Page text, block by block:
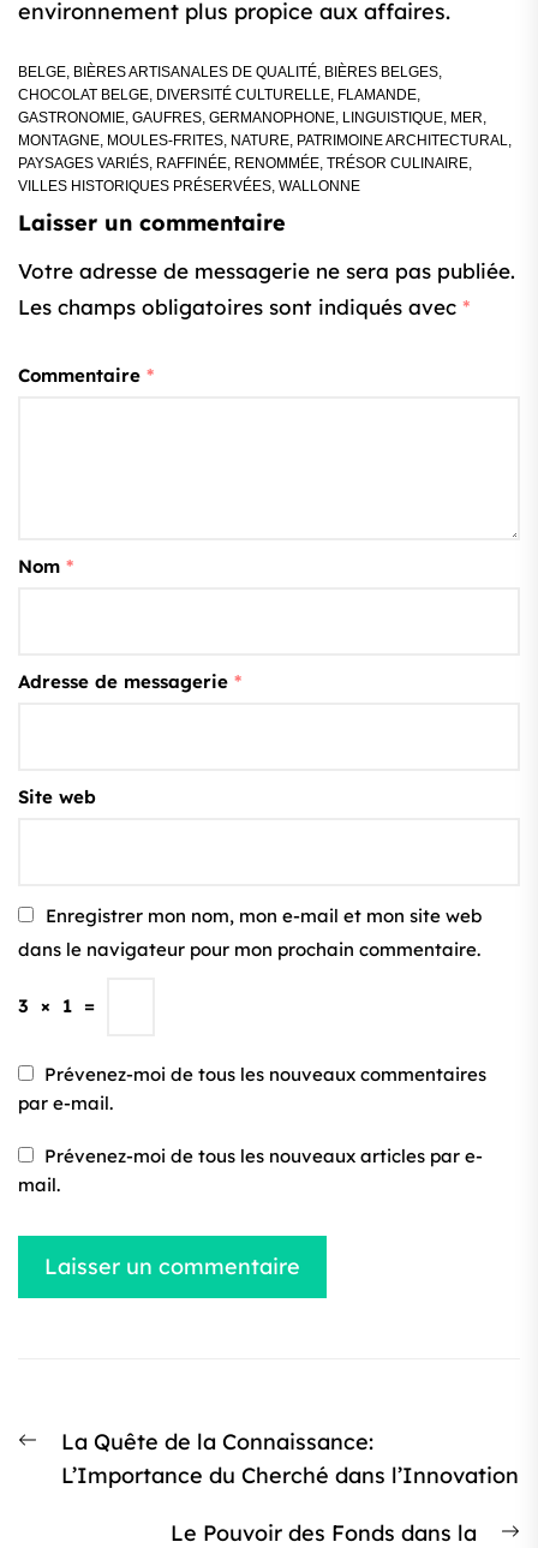
environnement plus propice aux affaires.
BELGE, BIÈRES ARTISANALES DE QUALITÉ, BIÈRES BELGES,
CHOCOLAT BELGE, DIVERSITÉ CULTURELLE, FLAMANDE,
GASTRONOMIE, GAUFRES, GERMANOPHONE, LINGUISTIQUE, MER,
MONTAGNE, MOULES-FRITES, NATURE, PATRIMOINE ARCHITECTURAL,
PAYSAGES VARIÉS, RAFFINÉE, RENOMMÉE, TRÉSOR CULINAIRE,
VILLES HISTORIQUES PRÉSERVÉES, WALLONNE
Laisser un commentaire
Votre adresse de messagerie ne sera pas publiée.
Les champs obligatoires sont indiqués avec *
Commentaire *
Nom *
Adresse de messagerie *
Site web
Enregistrer mon nom, mon e-mail et mon site web
dans le navigateur pour mon prochain commentaire.
3 × 1 =
Prévenez-moi de tous les nouveaux commentaires
par e-mail.
Prévenez-moi de tous les nouveaux articles par e-
mail.
de
l’article
Article
précédent
La Quête de la Connaissance:
L’Importance du Cherché dans l’Innovation
Le Pouvoir des Fonds dans la